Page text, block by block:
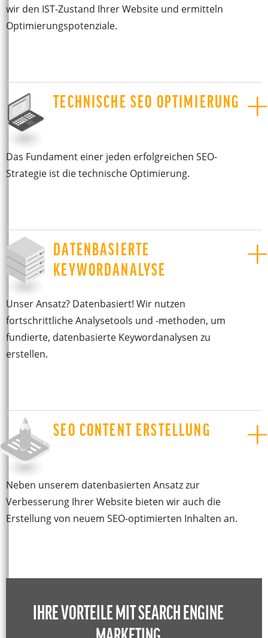
wir den IST-Zustand Ihrer Website und ermitteln
Optimierungspotenziale.
TECHNISCHE SEO OPTIMIERUNG
Das Fundament einer jeden erfolgreichen SEO-
Strategie ist die technische Optimierung.
DATENBASIERTE
KEYWORDANALYSE
Unser Ansatz? Datenbasiert! Wir nutzen
fortschrittliche Analysetools und -methoden, um
fundierte, datenbasierte Keywordanalysen zu
erstellen.
SEO CONTENT ERSTELLUNG
Neben unserem datenbasierten Ansatz zur
Verbesserung Ihrer Website bieten wir auch die
Erstellung von neuem SEO-optimierten Inhalten an.
IHRE VORTEILE MIT SEARCH ENGINE